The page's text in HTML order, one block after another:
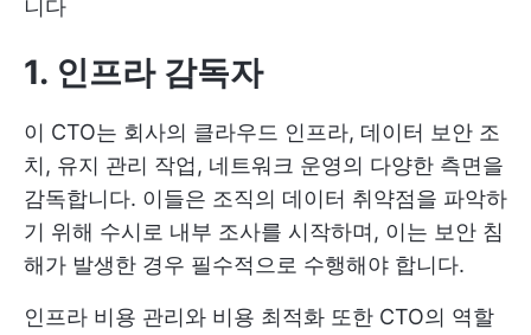
니다
1. 인프라 감독자
이 CTO는 회사의 클라우드 인프라, 데이터 보안 조
치, 유지 관리 작업, 네트워크 운영의 다양한 측면을
감독합니다. 이들은 조직의 데이터 취약점을 파악하
기 위해 수시로 내부 조사를 시작하며, 이는 보안 침
해가 발생한 경우 필수적으로 수행해야 합니다.
인프라 비용 관리와 비용 최적화 또한 CTO의 역할